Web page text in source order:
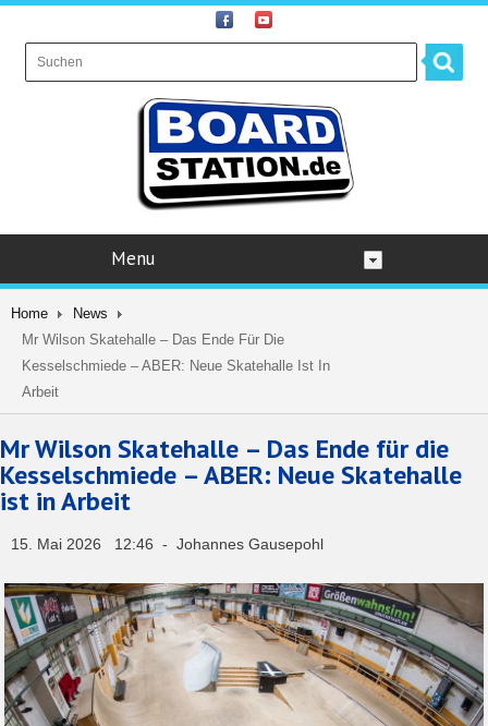
Menu
Home
News
Mr Wilson Skatehalle – Das Ende Für Die
Kesselschmiede – ABER: Neue Skatehalle Ist In
Arbeit
Mr Wilson Skatehalle – Das Ende für die
Kesselschmiede – ABER: Neue Skatehalle
ist in Arbeit
15. Mai 2026 12:46 - Johannes Gausepohl